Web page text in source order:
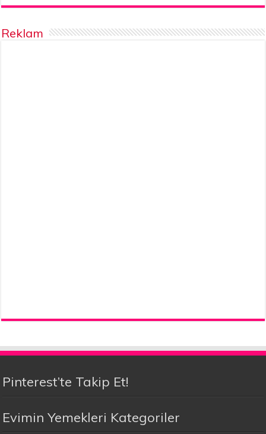
Reklam
Pinterest’te Takip Et!
Evimin Yemekleri Kategoriler